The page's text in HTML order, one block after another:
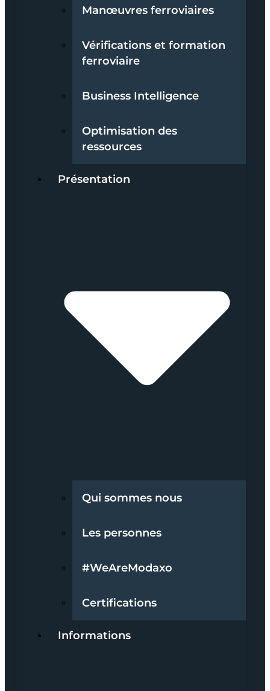
Manœuvres ferroviaires
Vérifications et formation
ferroviaire
Business Intelligence
Optimisation des
ressources
Présentation
Qui sommes nous
Les personnes
#WeAreModaxo
Certifications
Informations